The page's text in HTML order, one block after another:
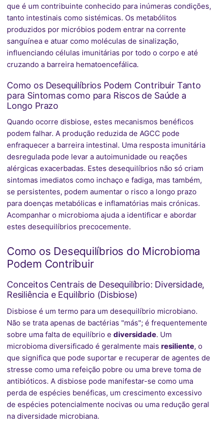
que é um contribuinte conhecido para inúmeras condições,
tanto intestinais como sistémicas. Os metabólitos
produzidos por micróbios podem entrar na corrente
sanguínea e atuar como moléculas de sinalização,
influenciando células imunitárias por todo o corpo e até
cruzando a barreira hematoencefálica.
Como os Desequilíbrios Podem Contribuir Tanto
para Sintomas como para Riscos de Saúde a
Longo Prazo
Quando ocorre disbiose, estes mecanismos benéficos
podem falhar. A produção reduzida de AGCC pode
enfraquecer a barreira intestinal. Uma resposta imunitária
desregulada pode levar a autoimunidade ou reações
alérgicas exacerbadas. Estes desequilíbrios não só criam
sintomas imediatos como inchaço e fadiga, mas também,
se persistentes, podem aumentar o risco a longo prazo
para doenças metabólicas e inflamatórias mais crónicas.
Acompanhar o microbioma ajuda a identificar e abordar
estes desequilíbrios precocemente.
Como os Desequilíbrios do Microbioma
Podem Contribuir
Conceitos Centrais de Desequilíbrio: Diversidade,
Resiliência e Equilíbrio (Disbiose)
Disbiose é um termo para um desequilíbrio microbiano.
Não se trata apenas de bactérias "más"; é frequentemente
sobre uma falta de equilíbrio e diversidade. Um
microbioma diversificado é geralmente mais resiliente, o
que significa que pode suportar e recuperar de agentes de
stresse como uma refeição pobre ou uma breve toma de
antibióticos. A disbiose pode manifestar-se como uma
perda de espécies benéficas, um crescimento excessivo
de espécies potencialmente nocivas ou uma redução geral
na diversidade microbiana.